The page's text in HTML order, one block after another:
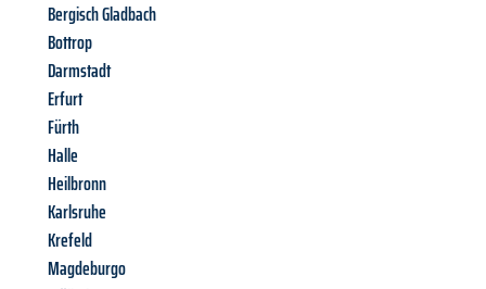
Bergisch Gladbach
Bottrop
Darmstadt
Erfurt
Fürth
Halle
Heilbronn
Karlsruhe
Krefeld
Magdeburgo